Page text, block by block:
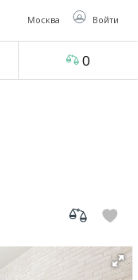
Москва Войти
0